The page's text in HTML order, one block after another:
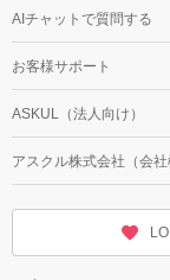
AIチャットで質問する
お客様サポート
ASKUL（法人向け）
アスクル株式会社（会社